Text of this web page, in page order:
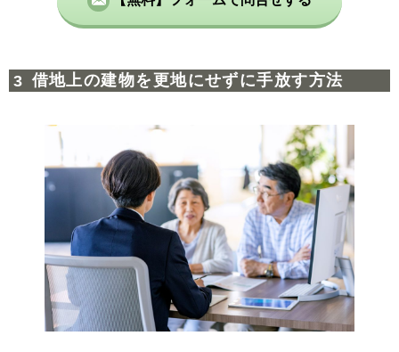
借地上の建物を更地にせずに手放す方法